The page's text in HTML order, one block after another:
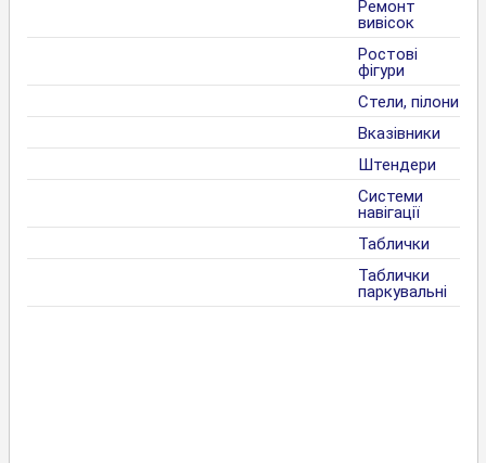
Ремонт
вивісок
Ростові
фігури
Стели, пілони
Вказівники
Штендери
Системи
навігації
Таблички
Таблички
паркувальні